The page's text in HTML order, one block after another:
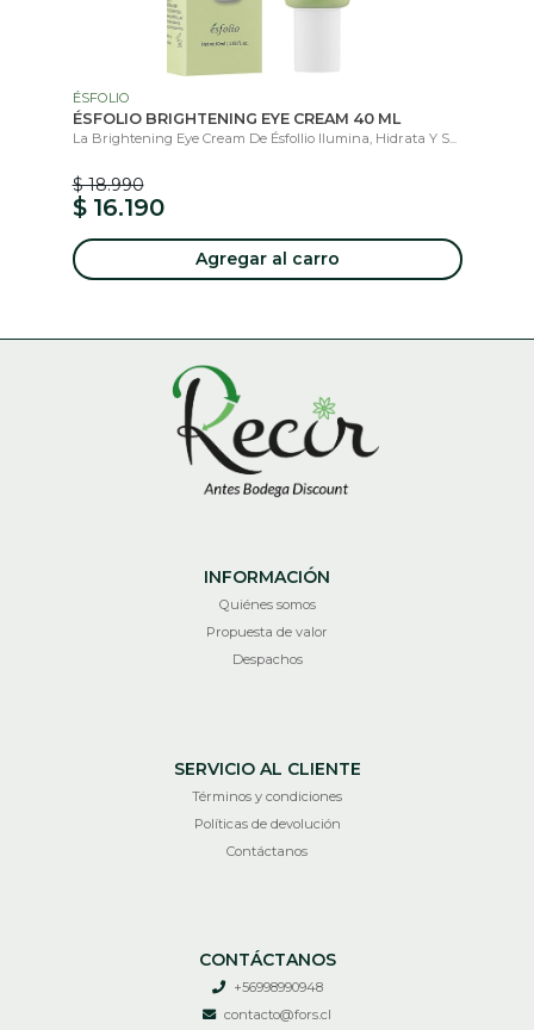
ÉSFOLIO
ÉSFOLIO BRIGHTENING EYE CREAM 40 ML
La Brightening Eye Cream De Ésfollio Ilumina, Hidrata Y S...
$ 18.990
$ 16.190
Agregar al carro
INFORMACIÓN
Quiénes somos
Propuesta de valor
Despachos
SERVICIO AL CLIENTE
Términos y condiciones
Políticas de devolución
Contáctanos
CONTÁCTANOS
+56998990948
contacto@fors.cl